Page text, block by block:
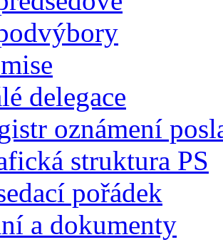
delegace
oznámení
struktura PS
pořádek
a dokumenty